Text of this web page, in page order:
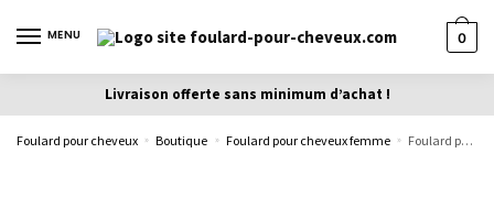
MENU 0
Livraison offerte sans minimum d’achat !
Foulard pour cheveux » Boutique » Foulard pour cheveux femme » Foulard pour cheveux femme – motif fleuri 180 Gemma